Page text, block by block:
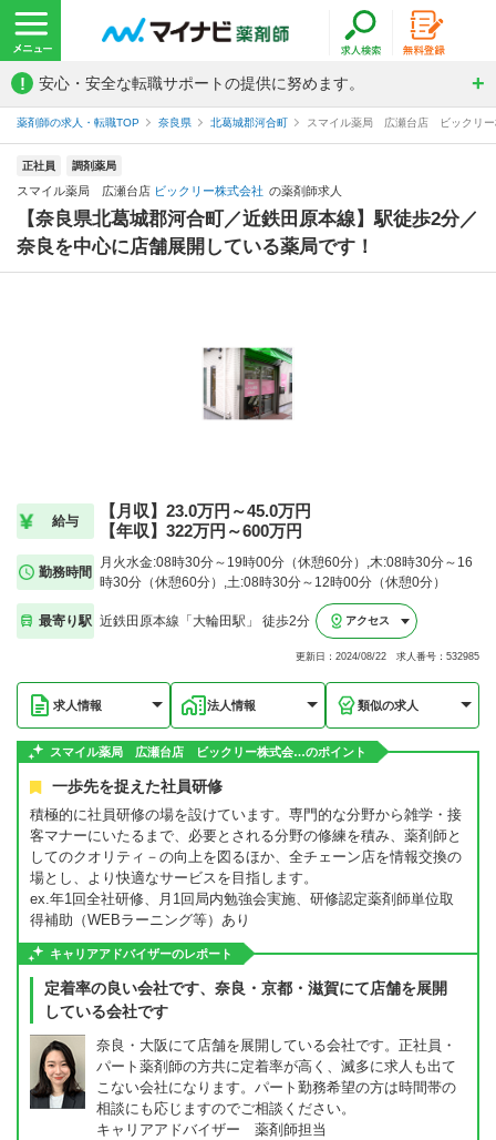
! 安心・安全な転職サポートの提供に努めます。
薬剤師の求人・転職TOP 奈良県 北葛城郡河合町 スマイル薬局 広瀬台店 ビックリー
正社員 調剤薬局
スマイル薬局 広瀬台店 ビックリー株式会社 の薬剤師求人
【奈良県北葛城郡河合町／近鉄田原本線】駅徒歩2分／
奈良を中心に店舗展開している薬局です！
給与
【月収】23.0万円～45.0万円
【年収】322万円～600万円
勤務時間
月火水金:08時30分～19時00分（休憩60分）,木:08時30分～16
時30分（休憩60分）,土:08時30分～12時00分（休憩0分）
最寄り駅 近鉄田原本線「大輪田駅」 徒歩2分 アクセス
更新日：2024/08/22 求人番号：532985
求人情報 法人情報 類似の求人
スマイル薬局 広瀬台店 ビックリー株式会…のポイント
一歩先を捉えた社員研修
積極的に社員研修の場を設けています。専門的な分野から雑学・接
客マナーにいたるまで、必要とされる分野の修練を積み、薬剤師と
してのクオリティ－の向上を図るほか、全チェーン店を情報交換の
場とし、より快適なサービスを目指します。
ex.年1回全社研修、月1回局内勉強会実施、研修認定薬剤師単位取
得補助（WEBラーニング等）あり
キャリアアドバイザーのレポート
定着率の良い会社です、奈良・京都・滋賀にて店舗を展開
している会社です
奈良・大阪にて店舗を展開している会社です。正社員・
パート薬剤師の方共に定着率が高く、滅多に求人も出て
こない会社になります。パート勤務希望の方は時間帯の
相談にも応じますのでご相談ください。
キャリアアドバイザー 薬剤師担当